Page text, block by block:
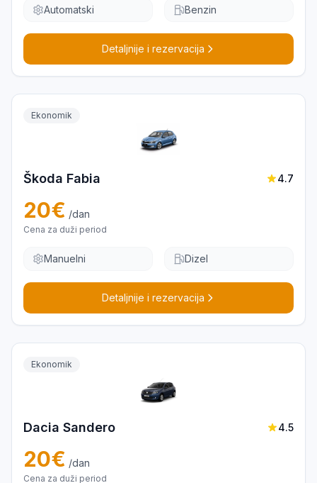
Automatski Benzin
Detaljnije i rezervacija
Ekonomik
Škoda Fabia 4.7
20€ /dan
Cena za duži period
Manuelni Dizel
Detaljnije i rezervacija
Ekonomik
Dacia Sandero 4.5
20€ /dan
Cena za duži period